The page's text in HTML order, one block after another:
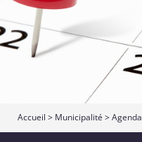
Accueil > Municipalité >Agenda